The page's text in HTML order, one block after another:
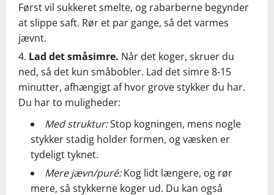
Først vil sukkeret smelte, og rabarberne begynder
at slippe saft. Rør et par gange, så det varmes
jævnt.
Lad det småsimre. Når det koger, skruer du
ned, så det kun småbobler. Lad det simre 8-15
minutter, afhængigt af hvor grove stykker du har.
Du har to muligheder:
Med struktur:Stop kogningen, mens nogle
stykker stadig holder formen, og væsken er
tydeligt tyknet.
Mere jævn/puré:Kog lidt længere, og rør
mere, så stykkerne koger ud. Du kan også